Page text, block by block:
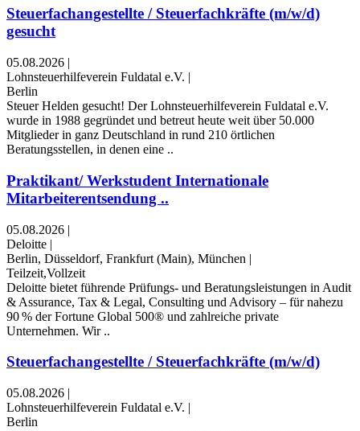
Steuerfachangestellte / Steuerfachkräfte (m/w/d)
gesucht
05.08.2026 |
Lohnsteuerhilfeverein Fuldatal e.V. |
Berlin
Steuer Helden gesucht! Der Lohnsteuerhilfeverein Fuldatal e.V.
wurde in 1988 gegründet und betreut heute weit über 50.000
Mitglieder in ganz Deutschland in rund 210 örtlichen
Beratungsstellen, in denen eine ..
Praktikant/ Werkstudent Internationale
Mitarbeiterentsendung ..
05.08.2026 |
Deloitte |
Berlin, Düsseldorf, Frankfurt (Main), München |
Teilzeit,Vollzeit
Deloitte bietet führende Prüfungs- und Beratungsleistungen in Audit
& Assurance, Tax & Legal, Consulting und Advisory – für nahezu
90 % der Fortune Global 500® und zahlreiche private
Unternehmen. Wir ..
Steuerfachangestellte / Steuerfachkräfte (m/w/d)
05.08.2026 |
Lohnsteuerhilfeverein Fuldatal e.V. |
Berlin